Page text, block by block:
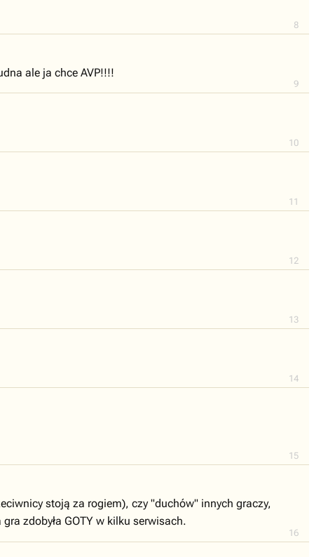
8
9
ale ja chce AVP!!!!
10
11
12
13
14
15
16
stoją za rogiem), czy "duchów" innych graczy,
zdobyła GOTY w kilku serwisach.